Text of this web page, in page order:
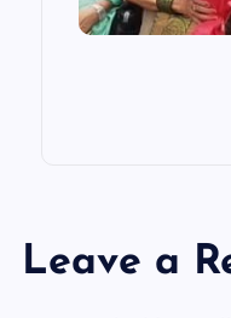
Leave a